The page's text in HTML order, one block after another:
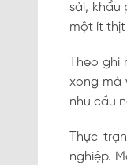
sài, khẩu
một ít
Theo ghi
xong mà
nhu cầu
Thực
nghiệp.